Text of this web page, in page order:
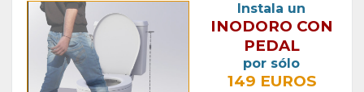
Instala un
INODORO CON
PEDAL
por sólo
149 EUROS